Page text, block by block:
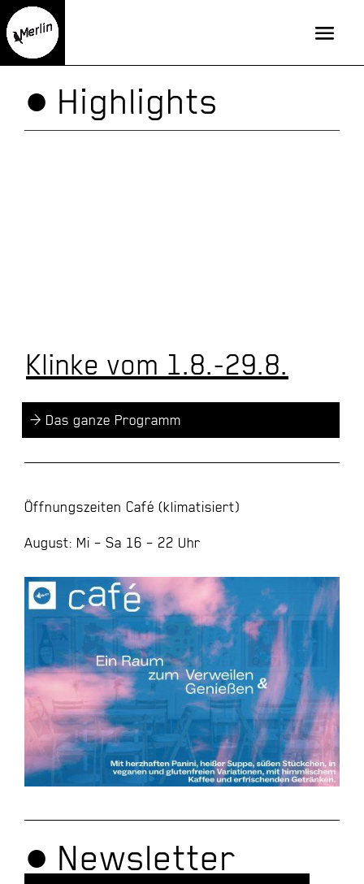
● Highlights
Klinke vom 1.8.-29.8.
> Das ganze Programm
Öffnungszeiten Café (klimatisiert)
August: Mi – Sa 16 – 22 Uhr
● Newsletter